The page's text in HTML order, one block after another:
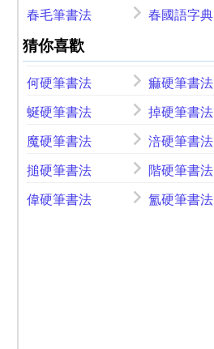
春毛筆書法 春國語字典
猜你喜歡
何硬筆書法 痲硬筆書法
蜒硬筆書法 掉硬筆書法
魔硬筆書法 涪硬筆書法
搥硬筆書法 階硬筆書法
偉硬筆書法 氳硬筆書法